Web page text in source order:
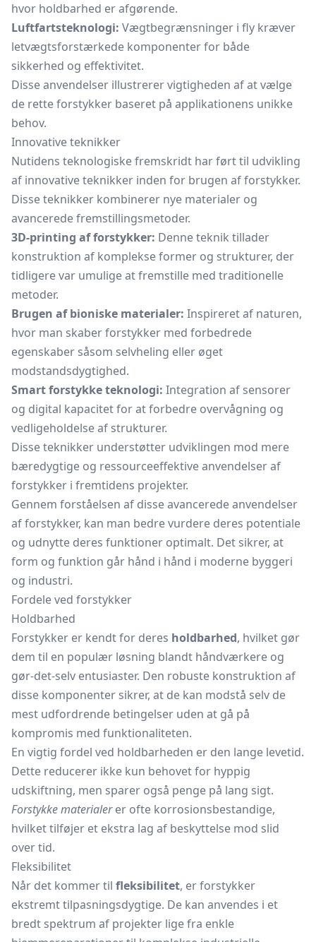
hvor holdbarhed er afgørende.
Luftfartsteknologi: Vægtbegrænsninger i fly kræver
letvægtsforstærkede komponenter for både
sikkerhed og effektivitet.
Disse anvendelser illustrerer vigtigheden af at vælge
de rette forstykker baseret på applikationens unikke
behov.
Innovative teknikker
Nutidens teknologiske fremskridt har ført til udvikling
af innovative teknikker inden for brugen af forstykker.
Disse teknikker kombinerer nye materialer og
avancerede fremstillingsmetoder.
3D-printing af forstykker: Denne teknik tillader
konstruktion af komplekse former og strukturer, der
tidligere var umulige at fremstille med traditionelle
metoder.
Brugen af bioniske materialer: Inspireret af naturen,
hvor man skaber forstykker med forbedrede
egenskaber såsom selvheling eller øget
modstandsdygtighed.
Smart forstykke teknologi: Integration af sensorer
og digital kapacitet for at forbedre overvågning og
vedligeholdelse af strukturer.
Disse teknikker understøtter udviklingen mod mere
bæredygtige og ressourceeffektive anvendelser af
forstykker i fremtidens projekter.
Gennem forståelsen af disse avancerede anvendelser
af forstykker, kan man bedre vurdere deres potentiale
og udnytte deres funktioner optimalt. Det sikrer, at
form og funktion går hånd i hånd i moderne byggeri
og industri.
Fordele ved forstykker
Holdbarhed
Forstykker er kendt for deres holdbarhed, hvilket gør
dem til en populær løsning blandt håndværkere og
gør-det-selv entusiaster. Den robuste konstruktion af
disse komponenter sikrer, at de kan modstå selv de
mest udfordrende betingelser uden at gå på
kompromis med funktionaliteten.
En vigtig fordel ved holdbarheden er den lange levetid.
Dette reducerer ikke kun behovet for hyppig
udskiftning, men sparer også penge på lang sigt.
Forstykke materialerer ofte korrosionsbestandige,
hvilket tilføjer et ekstra lag af beskyttelse mod slid
over tid.
Fleksibilitet
Når det kommer til fleksibilitet, er forstykker
ekstremt tilpasningsdygtige. De kan anvendes i et
bredt spektrum af projekter lige fra enkle